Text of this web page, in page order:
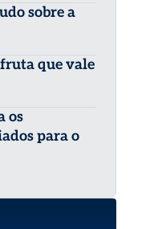
sobre a
que vale
os
para o